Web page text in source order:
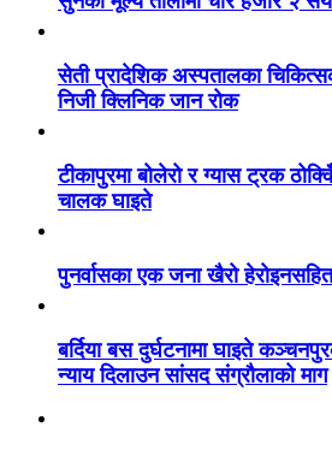
सेती प्रादेशिक अस्पतालका
निजी क्लिनिक जान रोक
टीकापुरमा बोलेरो र ग्यास ट्रक
चालक घाइते
पुनर्वासका एक जना खैरो
बर्दिया बस दुर्घटनामा घाइते
न्याय दिलाउन सांसद संग्रौलाको माग